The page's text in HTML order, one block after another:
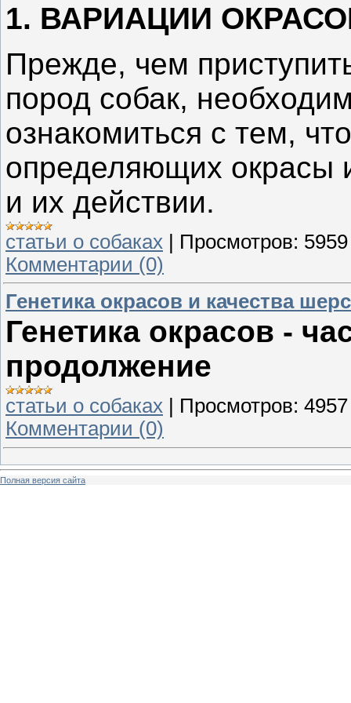
1. ВАРИАЦИИ
Прежде, чем
пород собак,
ознакомиться с тем,
определяющих окрасы
и их действии.
статьи о собаках Просмотров: 5959
Комментарии (0)
Генетика окрасов и качества
Генетика окрасов -
продолжение
статьи о собаках Просмотров: 4957
Комментарии (0)
Полная версия сайта